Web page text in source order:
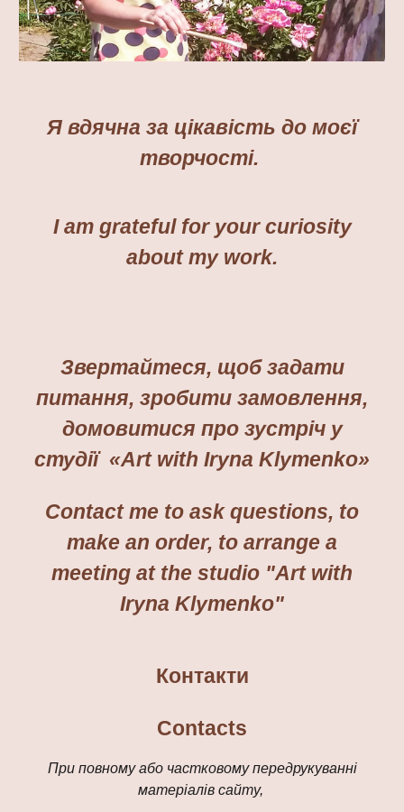
Я вдячна за цікавість до моєї
творчості.
I am grateful for yourcuriosity
about my work.
Звертайтеся, щоб задати
питання, зробити замовлення,
домовитися про зустріч у
студії «Art with Iryna Klymenko»
Contact me to ask questions, to
make an order, to arrange a
meeting at the studio "Art with
Iryna Klymenko"
Контакти
Contacts
При повному або частковому передрукуванні
матеріалів сайту,